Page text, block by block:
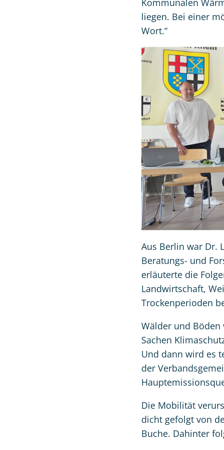
Kommunalen
liegen. Bei einer
Wort.“
Aus Berlin war Dr.
Beratungs- und
erläuterte die
Landwirtschaft,
Trockenperioden
Wälder und
Sachen
Und dann wird es
der
Die Mobilität
dicht gefolgt von
Buche. Dahinter